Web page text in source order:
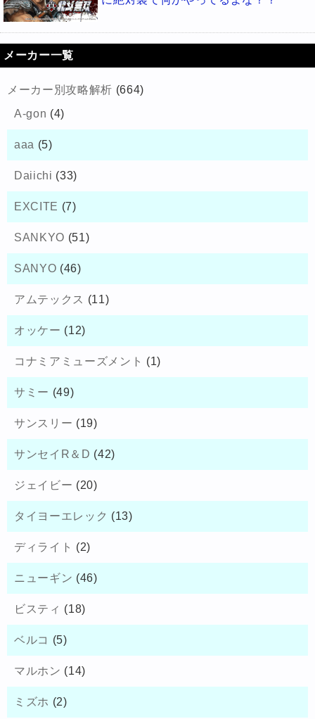
メーカー一覧
メーカー別攻略解析 (664)
A-gon (4)
aaa (5)
Daiichi (33)
EXCITE (7)
SANKYO (51)
SANYO (46)
アムテックス (11)
オッケー (12)
コナミアミューズメント (1)
サミー (49)
サンスリー (19)
サンセイR＆D (42)
ジェイビー (20)
タイヨーエレック (13)
ディライト (2)
ニューギン (46)
ビスティ (18)
ベルコ (5)
マルホン (14)
ミズホ (2)